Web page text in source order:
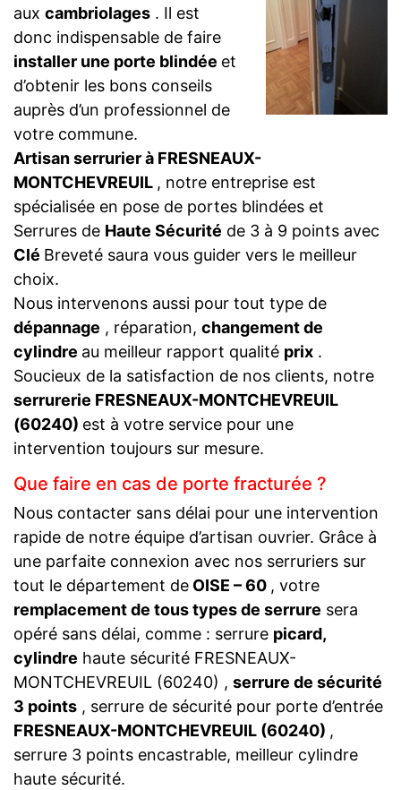
aux cambriolages . Il est
donc indispensable de faire
installer une porte blindée et
d’obtenir les bons conseils
auprès d’un professionnel de
votre commune.
Artisan serrurier à FRESNEAUX-
MONTCHEVREUIL , notre entreprise est
spécialisée en pose de portes blindées et
Serrures de Haute Sécurité de 3 à 9 points avec
Clé Breveté saura vous guider vers le meilleur
choix.
Nous intervenons aussi pour tout type de
dépannage , réparation, changement de
cylindre au meilleur rapport qualité prix .
Soucieux de la satisfaction de nos clients, notre
serrurerie FRESNEAUX-MONTCHEVREUIL
(60240) est à votre service pour une
intervention toujours sur mesure.
Que faire en cas de porte fracturée ?
Nous contacter sans délai pour une intervention
rapide de notre équipe d’artisan ouvrier. Grâce à
une parfaite connexion avec nos serruriers sur
tout le département de OISE – 60 , votre
remplacement de tous types de serrure sera
opéré sans délai, comme : serrure picard,
cylindre haute sécurité FRESNEAUX-
MONTCHEVREUIL (60240) , serrure de sécurité
3 points , serrure de sécurité pour porte d’entrée
FRESNEAUX-MONTCHEVREUIL (60240) ,
serrure 3 points encastrable, meilleur cylindre
haute sécurité.